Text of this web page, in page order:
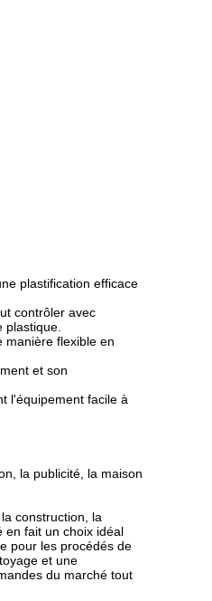
plastification efficace
contrôler avec
manière flexible en
et son
l'équipement facile à
la publicité, la maison
construction, la
en fait un choix idéal
pour les procédés de
et une
du marché tout